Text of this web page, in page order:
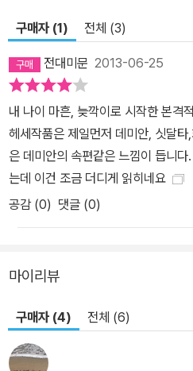
문에 급기야 신경쇠약에까지 걸린
가운 물속에서 비극적으로 생을 마감
인 ‘헤르만 하일너’는 한스와 달리 주
적인 분위기 속에서도 자신의 목소리
에서도 용서를 빌거나 공손한 태도
러나 그는 ‘(병이) 낫다, 치유되다’라
너(Helner)’라는 이름답게 마침내 자
자’가 된다. 권위적인 기성사회와 규
청소년들은 어떤 삶을 살고 있는가
노력하겠다고 약속해주겠나?”한스
야지. 친구, 아무튼 지치면 안 되네.
리고 말 테니까.” _ 본문 119쪽신학
불러 말하는 장면에서 교장의 말 속에
구매자 (1) 전체 (3)
전대미문 2013-06-25
내 나이 마흔, 늦깍이로 시작한 본격
헤세작품은 제일먼저 데미안, 싯달
은 데미안의 속편같은 느낌이 듭니
는데 이건 조금 더디게 읽히네요
공감 (0) 댓글 (0)
마이리뷰
구매자 (4) 전체 (6)